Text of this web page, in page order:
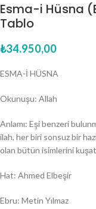
Esma-i Hüsna
Tablo
₺34.950,00
ESMA-İ HÜSNA
Okunuşu: Allah
Anlamı: Eşi benzeri
ilah, her biri sonsuz bir
olan bütün isimlerini
Hat: Ahmed Elbeşir
Ebru: Metin Yılmaz